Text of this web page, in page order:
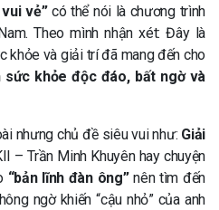
vẻ”có thể nói là chương trình
Theo mình nhận xét: Đây là
khỏe và giải trí đã mang đến cho
sức khỏe độc đáo, bất ngờ và
nhưng chủ đề siêu vui như: Giải
– Trần Minh Khuyên hay chuyện
“bản lĩnh đàn ông”nên tìm đến
ngờ khiến “cậu nhỏ” của anh